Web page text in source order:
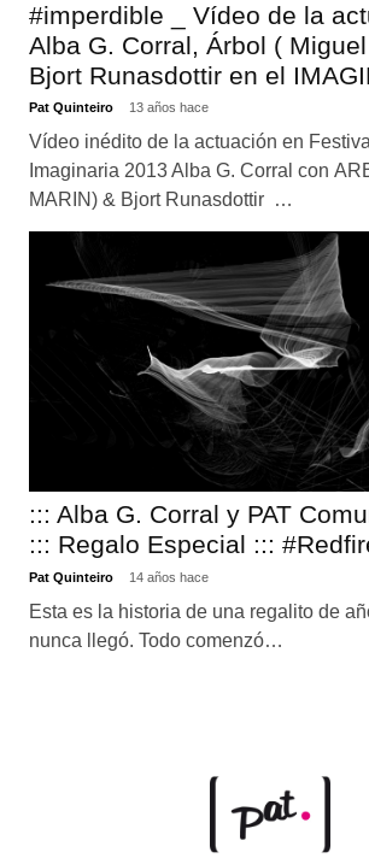
#imperdible _ Vídeo de la
Alba G. Corral, Árbol (
Bjort Runasdottir en el
Pat Quinteiro 13 años hace
Vídeo inédito de la actuación en Festival
Imaginaria 2013 Alba G. Corral con
MARIN) & Bjort Runasdottir …
::: Alba G. Corral y PAT
::: Regalo Especial :::
Pat Quinteiro 14 años hace
Esta es la historia de una regalito de
nunca llegó. Todo comenzó…